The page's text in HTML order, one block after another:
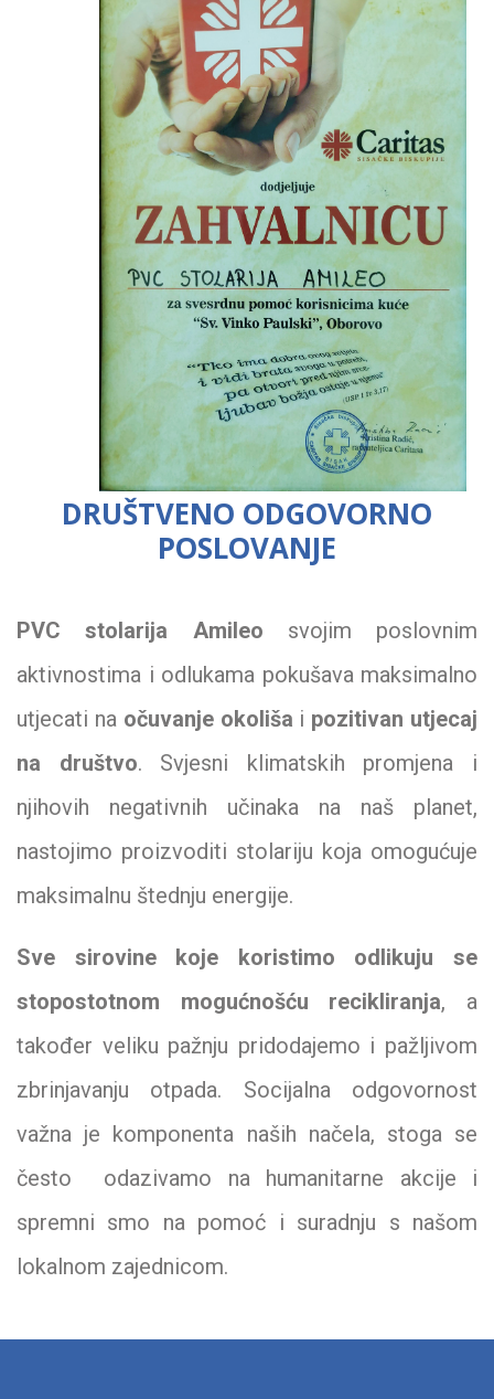
DRUŠTVENO ODGOVORNO
POSLOVANJE
PVC stolarija Amileo svojim poslovnim
aktivnostima i odlukama pokušava maksimalno
utjecati na očuvanje okoliša i pozitivan utjecaj
na društvo. Svjesni klimatskih promjena i
njihovih negativnih učinaka na naš planet,
nastojimo proizvoditi stolariju koja omogućuje
maksimalnu štednju energije.
Sve sirovine koje koristimo odlikuju se
stopostotnom mogućnošću recikliranja, a
također veliku pažnju pridodajemo i pažljivom
zbrinjavanju otpada. Socijalna odgovornost
važna je komponenta naših načela, stoga se
često odazivamo na humanitarne akcije i
spremni smo na pomoć i suradnju s našom
lokalnom zajednicom.